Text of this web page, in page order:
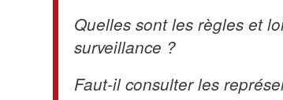
Quelles sont les règles et
surveillance ?
Faut-il consulter les